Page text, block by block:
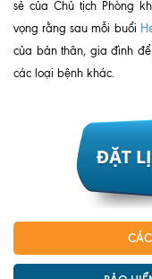
Gói khám tầm
Gói quản lý mạn
Dịch vụ ưu đãi
Bác sĩ online - Tư
Bác sĩ gia đình
Nhà thuốc GPP
Dịch vụ Y tế Cơ
Dịch vụ Y tế gia
sẻ của Chủ tịch Phòng
vọng rằng sau mỗi buổi
của bản thân, gia đình
các loại bệnh khác.